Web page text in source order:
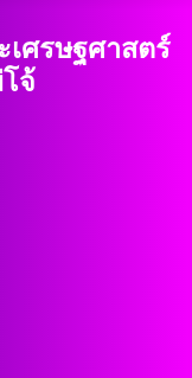
ศรษฐศาสตร์
จ้